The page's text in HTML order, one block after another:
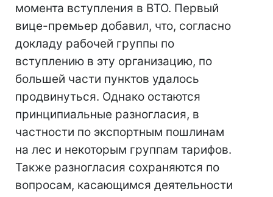
момента вступления в ВТО. Первый
вице-премьер добавил, что, согласно
докладу рабочей группы по
вступлению в эту организацию, по
большей части пунктов удалось
продвинуться. Однако остаются
принципиальные разногласия, в
частности по экспортным пошлинам
на лес и некоторым группам тарифов.
Также разногласия сохраняются по
вопросам, касающимся деятельности